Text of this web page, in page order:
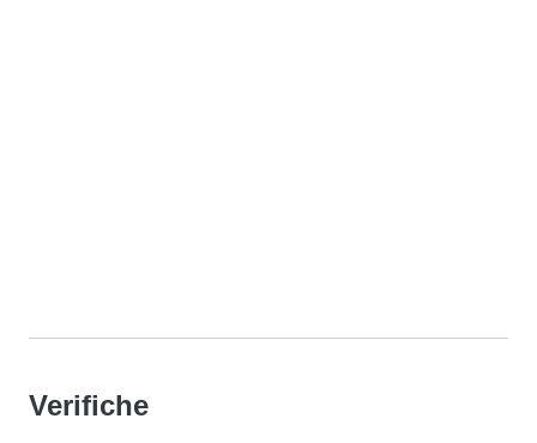
Verifiche